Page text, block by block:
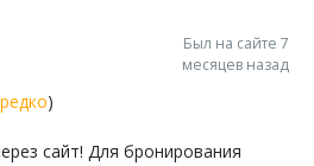
Был на сайте 7
месяцев назад
редко)
сайт! Для бронирования